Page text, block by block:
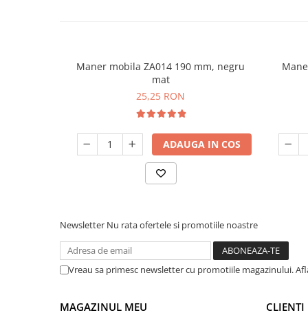
Maner mobila ZA014 190 mm, negru
mat
25,25 RON
ADAUGA IN COS
Newsletter Nu rata ofertele si promotiile noastre
Vreau sa primesc newsletter cu promotiile magazinului.
MAGAZINUL MEU CLIENTI